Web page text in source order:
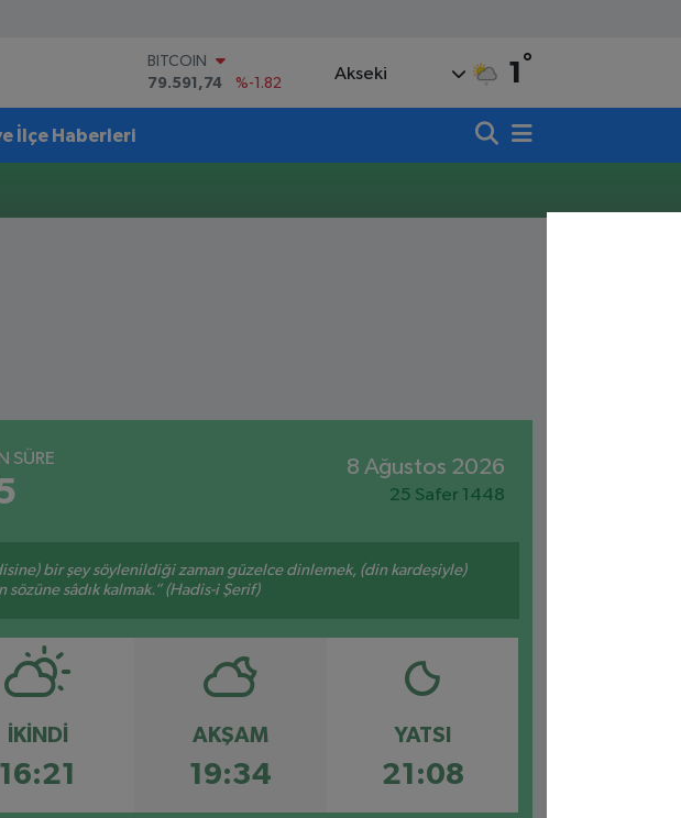
BITCOIN
79.591,74
%-1.82
DOLAR
61,60380
%0.18
Akseki 1 °
İlçe Haberleri
SÜRE 8 Ağustos 2026
25 Safer 1448
bir şey söylenildiği zaman güzelce dinlemek, (din kardeşiyle)
sözüne sâdık kalmak.” (Hadis-i Şerif)
İKINDI
16:21
AKŞAM
19:34
YATSI
21:08